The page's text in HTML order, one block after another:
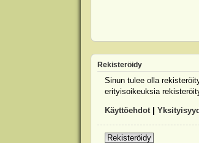
Rekisteröidy
Sinun tulee olla
erityisoikeuksia
Käyttöehdot|
Rekisteröidy